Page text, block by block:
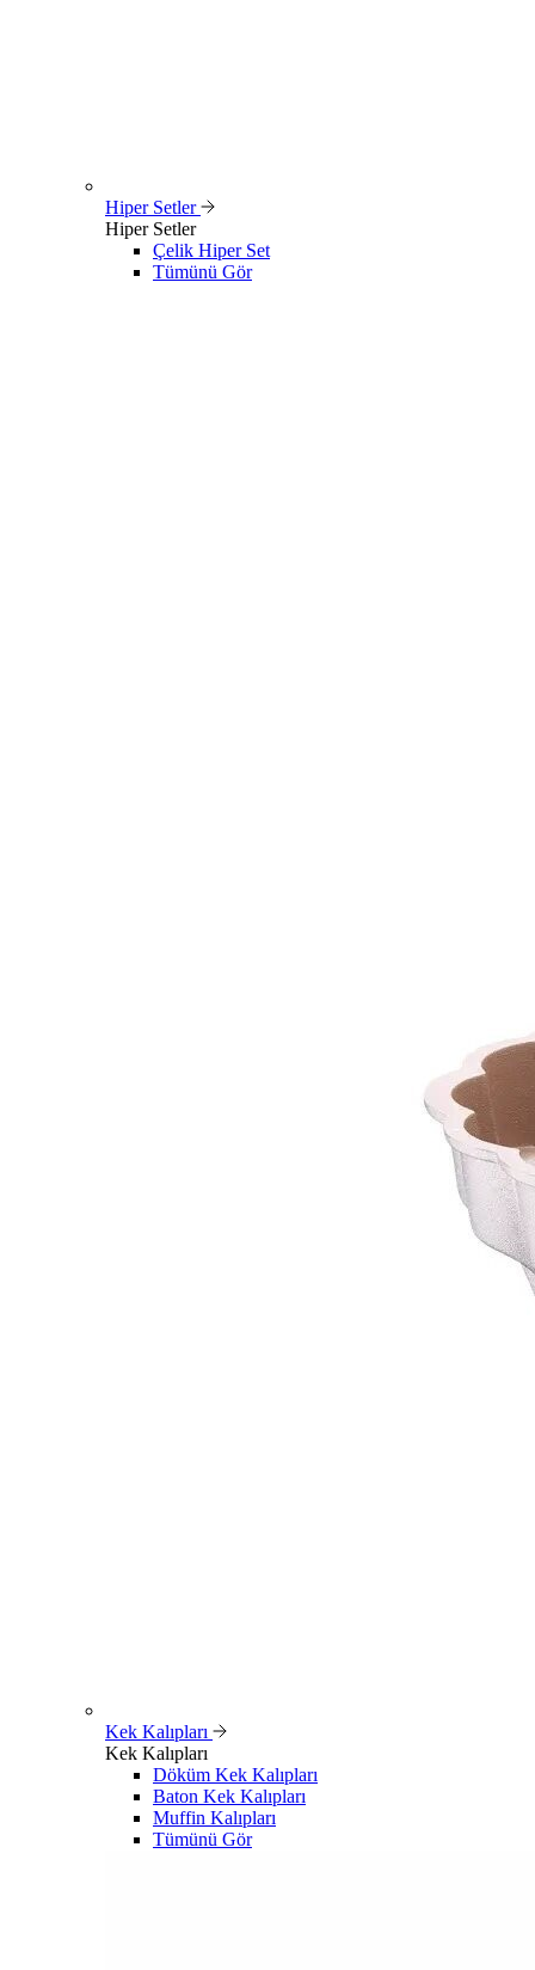
Hiper Setler
Hiper Setler
Çelik Hiper Set
Tümünü Gör
Kek Kalıpları
Kek Kalıpları
Döküm Kek Kalıpları
Baton Kek Kalıpları
Muffin Kalıpları
Tümünü Gör